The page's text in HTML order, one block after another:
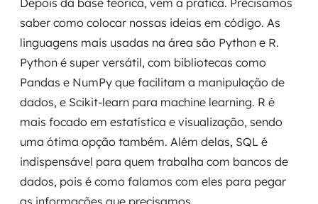
Depois da base teórica, vem a prática. Precisamos
saber como colocar nossas ideias em código. As
linguagens mais usadas na área são Python e R.
Python é super versátil, com bibliotecas como
Pandas e NumPy que facilitam a manipulação de
dados, e Scikit-learn para machine learning. R é
mais focado em estatística e visualização, sendo
uma ótima opção também. Além delas, SQL é
indispensável para quem trabalha com bancos de
dados, pois é como falamos com eles para pegar
as informações que precisamos.